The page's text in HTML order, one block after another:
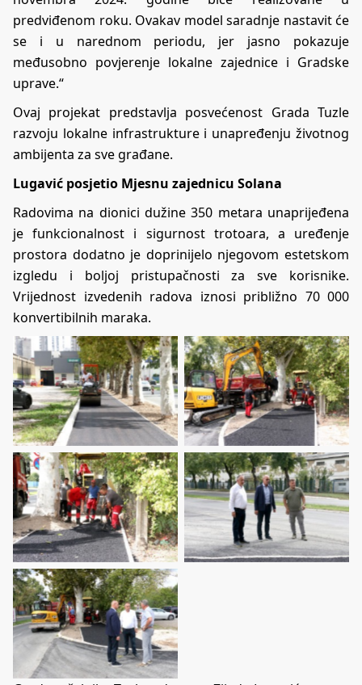
predviđenom roku. Ovakav model saradnje nastavit će
se i u narednom periodu, jer jasno pokazuje
međusobno povjerenje lokalne zajednice i Gradske
uprave.“
Ovaj projekat predstavlja posvećenost Grada Tuzle
razvoju lokalne infrastrukture i unapređenju životnog
ambijenta za sve građane.
Lugavić posjetio Mjesnu zajednicu Solana
Radovima na dionici dužine 350 metara unaprijeđena
je funkcionalnost i sigurnost trotoara, a uređenje
prostora dodatno je doprinijelo njegovom estetskom
izgledu i boljoj pristupačnosti za sve korisnike.
Vrijednost izvedenih radova iznosi približno 70 000
konvertibilnih maraka.